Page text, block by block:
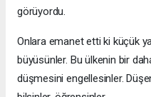
görüyordu.
Onlara emanet etti ki küçük
büyüsünler. Bu ülkenin bir
düşmesini engellesinler.